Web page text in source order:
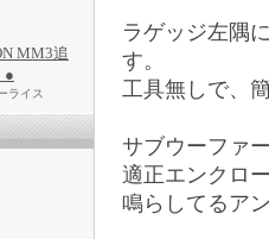
MM3追
●
ライス
ラゲッジ左隅
す。
工具無しで、
サブウーファ
適正エンクロ
鳴らしてるア